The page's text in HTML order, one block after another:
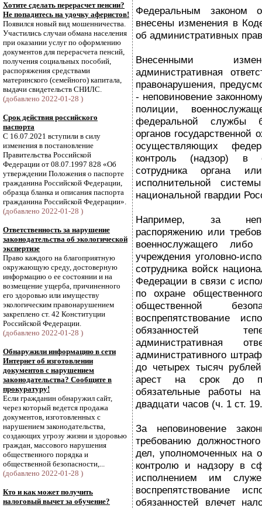
Хотите сделать перерасчет пенсии?
Не попадитесь на удочку аферистов!
Появился новый вид мошенничества.
Участились случаи обмана населения
при оказании услуг по оформлению
документов для перерасчета пенсий,
получения социальных пособий,
распоряжения средствами
материнского (семейного) капитала,
выдачи свидетельств СНИЛС.
(добавлено 2022-01-28 )
Срок действия российского
паспорта
С 16.07.2021 вступили в силу
изменения в постановление
Правительства Российской
Федерации от 08.07.1997 828 «Об
утверждении Положения о паспорте
гражданина Российской Федерации,
образца бланка и описания паспорта
гражданина Российской Федерации».
(добавлено 2022-01-28 )
Ответственность за нарушение
законодательства об экологической
экспертизе
Право каждого на благоприятную
окружающую среду, достоверную
информацию о ее состоянии и на
возмещение ущерба, причиненного
его здоровью или имуществу
экологическим правонарушением
закреплено ст. 42 Конституции
Российской Федерации.
(добавлено 2022-01-28 )
Обнаружили информацию в сети
Интернет об изготовлении
документов с нарушением
законодательства? Сообщите в
прокуратуру!
Если гражданин обнаружил сайт,
через который ведется продажа
документов, изготовленных с
нарушением законодательства,
создающих угрозу жизни и здоровью
граждан, массового нарушения
общественного порядка и
общественной безопасности,...
(добавлено 2022-01-28 )
Кто и как может получить
налоговый вычет за обучение?
Федеральным
внесены изменения в
об административных
Внесенными
административная
правонарушения,
- неповиновение
полиции,
федеральной службы
органов государственной
осуществляющих
контроль (надзор) в
сотрудника органа
исполнительной
национальной гвардии
Например, за
распоряжению или
военнослужащего
учреждения уголовно-
сотрудника войск
Федерации в связи с
по охране
общественной
воспрепятствование
обязанностей
административная
административного
до четырех тысяч
арест на срок до
обязательные работы
двадцати часов (ч. 1 ст.
За неповиновение
требованию
дел, уполномоченных на
контролю и надзору в
исполнением им
воспрепятствование
обязанностей влечет